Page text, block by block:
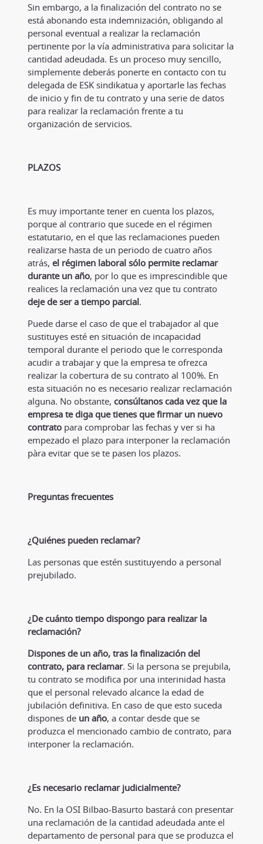
Sin embargo, a la finalización del contrato no se
está abonando esta indemnización, obligando al
personal eventual a realizar la reclamación
pertinente por la vía administrativa para solicitar la
cantidad adeudada. Es un proceso muy sencillo,
simplemente deberás ponerte en contacto con tu
delegada de ESK sindikatua y aportarle las fechas
de inicio y fin de tu contrato y una serie de datos
para realizar la reclamación frente a tu
organización de servicios.
PLAZOS
Es muy importante tener en cuenta los plazos,
porque al contrario que sucede en el régimen
estatutario, en el que las reclamaciones pueden
realizarse hasta de un periodo de cuatro años
atrás, el régimen laboral sólo permite reclamar
durante un año, por lo que es imprescindible que
realices la reclamación una vez que tu contrato
deje de ser a tiempo parcial.
Puede darse el caso de que el trabajador al que
sustituyes esté en situación de incapacidad
temporal durante el periodo que le corresponda
acudir a trabajar y que la empresa te ofrezca
realizar la cobertura de su contrato al 100%. En
esta situación no es necesario realizar reclamación
alguna. No obstante, consúltanos cada vez que la
empresa te diga que tienes que firmar un nuevo
contratopara comprobar las fechas y ver si ha
empezado el plazo para interponer la reclamación
pàra evitar que se te pasen los plazos.
Preguntas frecuentes
¿Quiénes pueden reclamar?
Las personas que estén sustituyendo a personal
prejubilado.
¿De cuánto tiempo dispongo para realizar la
reclamación?
Dispones de un año, tras la finalización del
contrato, para reclamar. Si la persona se prejubila,
tu contrato se modifica por una interinidad hasta
que el personal relevado alcance la edad de
jubilación definitiva. En caso de que esto suceda
dispones de un año, a contar desde que se
produzca el mencionado cambio de contrato, para
interponer la reclamación.
¿Es necesario reclamar judicialmente?
No. En la OSI Bilbao-Basurto bastará con presentar
una reclamación de la cantidad adeudada ante el
departamento de personal para que se produzca el